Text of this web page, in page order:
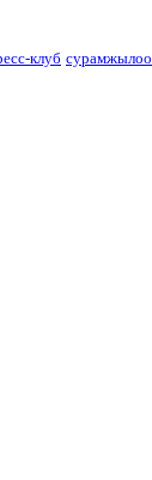
клуб сурамжылоо